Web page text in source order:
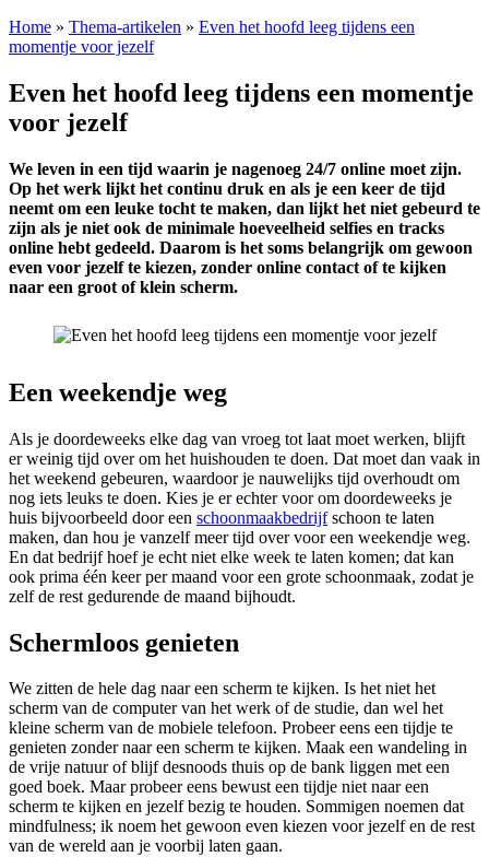
Home » Thema-artikelen » Even het hoofd leeg tijdens een
momentje voor jezelf
Even het hoofd leeg tijdens een momentje
voor jezelf
We leven in een tijd waarin je nagenoeg 24/7 online moet zijn.
Op het werk lijkt het continu druk en als je een keer de tijd
neemt om een leuke tocht te maken, dan lijkt het niet gebeurd te
zijn als je niet ook de minimale hoeveelheid selfies en tracks
online hebt gedeeld. Daarom is het soms belangrijk om gewoon
even voor jezelf te kiezen, zonder online contact of te kijken
naar een groot of klein scherm.
Een weekendje weg
Als je doordeweeks elke dag van vroeg tot laat moet werken, blijft
er weinig tijd over om het huishouden te doen. Dat moet dan vaak in
het weekend gebeuren, waardoor je nauwelijks tijd overhoudt om
nog iets leuks te doen. Kies je er echter voor om doordeweeks je
huis bijvoorbeeld door een schoonmaakbedrijfschoon te laten
maken, dan hou je vanzelf meer tijd over voor een weekendje weg.
En dat bedrijf hoef je echt niet elke week te laten komen; dat kan
ook prima één keer per maand voor een grote schoonmaak, zodat je
zelf de rest gedurende de maand bijhoudt.
Schermloos genieten
We zitten de hele dag naar een scherm te kijken. Is het niet het
scherm van de computer van het werk of de studie, dan wel het
kleine scherm van de mobiele telefoon. Probeer eens een tijdje te
genieten zonder naar een scherm te kijken. Maak een wandeling in
de vrije natuur of blijf desnoods thuis op de bank liggen met een
goed boek. Maar probeer eens bewust een tijdje niet naar een
scherm te kijken en jezelf bezig te houden. Sommigen noemen dat
mindfulness; ik noem het gewoon even kiezen voor jezelf en de rest
van de wereld aan je voorbij laten gaan.